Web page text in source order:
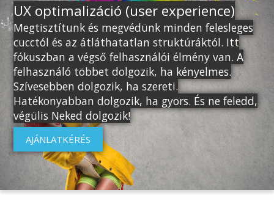
UX optimalizáció (user experience)
Megtisztítunk és megvédünk minden felesleges
cucctól és az átláthatatlan struktúráktól. Itt
fókuszban a végső felhasználói élmény van. A
felhasználó többet dolgozik, ha kényelmes.
Szívesebben dolgozik, ha szereti.
Hatékonyabban dolgozik, ha gyors. És ne feledd,
végülis Neked dolgozik!
AJÁNLATKÉRÉS